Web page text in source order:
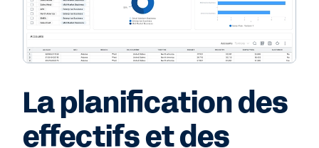
La planification des
effectifs et des